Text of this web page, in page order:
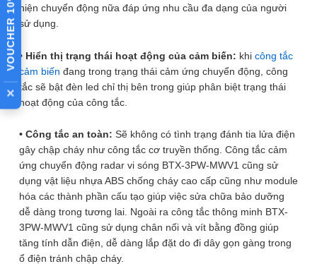
hiện chuyển động nữa đáp ứng nhu cầu đa dạng của người
sử dụng.
• Hiển thị trạng thái hoạt động của cảm biến: khi công tắc
cảm biến đang trong trạng thái cảm ứng chuyển động, công
tắc sẽ bật đèn led chỉ thị bên trong giúp phân biệt trạng thái
hoạt động của công tắc.
• Công tắc an toàn: Sẽ không có tình trạng đánh tia lửa điện
gây chập cháy như công tắc cơ truyền thống. Công tắc cảm
ứng chuyển động radar vi sóng BTX-3PW-MWV1 cũng sử
dụng vật liệu nhựa ABS chống cháy cao cấp cũng như module
hóa các thành phần cấu tạo giúp việc sửa chữa bảo dưỡng
dễ dàng trong tương lai. Ngoài ra công tắc thông minh BTX-
3PW-MWV1 cũng sử dụng chân nối và vít bằng đồng giúp
tăng tính dẫn điện, dễ dàng lắp đặt do đi dây gọn gàng trong
ổ điện tránh chập cháy.
3PW-MWV1 tự động bật
đèn khi có người đi vào
vùng cảm ứng và tự động
tắt khi không có người.
Công tắc cảm ứng chuyển động BTX-3PW-MWV1 sử
dụng công nghệ cảm ứng radar vi sóng giúp phát hiện
chuyển động 360°, không điểm chết, siêu nhạy, có thể phát
hiện ra chuyển động rất nhỏ, có thể quét xuyên qua tường,
gỗ, kính, vật liệu mỏng v.v…ứng dụng rất tiện lợi trong cuộc
sống hàng ngày. Cơ chế hoạt động củacông tắc thông
minhnày như sau: Khi phát hiện ra chuyển động trong vùng
quét, công tắccảm biến chuyển động sẽ bật đèn. Và sau 5-
220 giây, nếu không phát hiện chuyển động nữa, đèn sẽ
Kích thước
VOUCHER 10%
×